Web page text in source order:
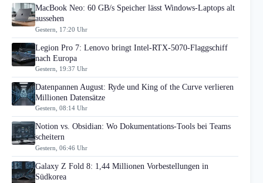
MacBook Neo: 60 GB/s Speicher lässt Windows-Laptops alt
aussehen
Gestern, 17:20 Uhr
Legion Pro 7: Lenovo bringt Intel-RTX-5070-Flaggschiff
nach Europa
Gestern, 19:37 Uhr
Datenpannen August: Ryde und King of the Curve verlieren
Millionen Datensätze
Gestern, 08:14 Uhr
Notion vs. Obsidian: Wo Dokumentations-Tools bei Teams
scheitern
Gestern, 06:46 Uhr
Galaxy Z Fold 8: 1,44 Millionen Vorbestellungen in
Südkorea